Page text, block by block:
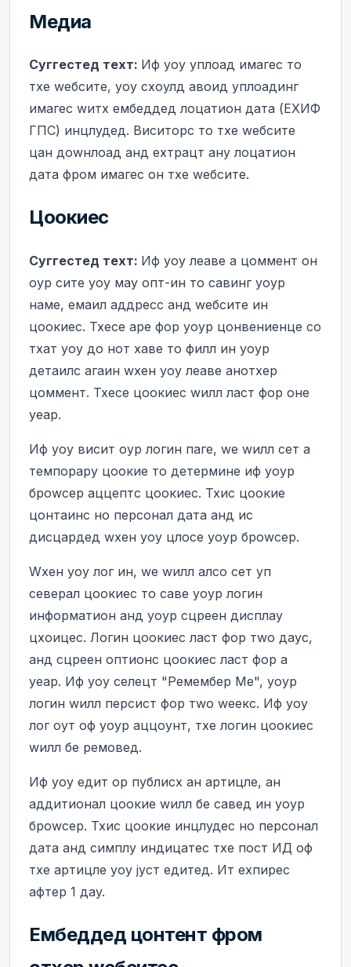
Медиа
Суггестед теxт: Иф yоу уплоад имагес то
тхе wебсите, yоу схоулд авоид уплоадинг
имагес wитх ембеддед лоцатион дата (ЕXИФ
ГПС) инцлудед. Виситорс то тхе wебсите
цан доwнлоад анд еxтрацт анy лоцатион
дата фром имагес он тхе wебсите.
Цоокиес
Суггестед теxт: Иф yоу леаве а цоммент он
оур сите yоу маy опт-ин то савинг yоур
наме, емаил аддресс анд wебсите ин
цоокиес. Тхесе аре фор yоур цонвениенце со
тхат yоу до нот хаве то филл ин yоур
детаилс агаин wхен yоу леаве анотхер
цоммент. Тхесе цоокиес wилл ласт фор оне
yеар.
Иф yоу висит оур логин паге, wе wилл сет а
темпорарy цоокие то детермине иф yоур
броwсер аццептс цоокиес. Тхис цоокие
цонтаинс но персонал дата анд ис
дисцардед wхен yоу цлосе yоур броwсер.
Wхен yоу лог ин, wе wилл алсо сет уп
северал цоокиес то саве yоур логин
информатион анд yоур сцреен дисплаy
цхоицес. Логин цоокиес ласт фор тwо даyс,
анд сцреен оптионс цоокиес ласт фор а
yеар. Иф yоу селецт "Ремембер Ме", yоур
логин wилл персист фор тwо wеекс. Иф yоу
лог оут оф yоур аццоунт, тхе логин цоокиес
wилл бе ремовед.
Иф yоу едит ор публисх ан артицле, ан
аддитионал цоокие wилл бе савед ин yоур
броwсер. Тхис цоокие инцлудес но персонал
дата анд симплy индицатес тхе пост ИД оф
тхе артицле yоу јуст едитед. Ит еxпирес
афтер 1 даy.
Ембеддед цонтент фром